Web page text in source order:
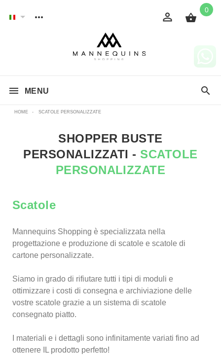
0
MENU
HOME - SCATOLE PERSONALIZZATE
SHOPPER BUSTE
PERSONALIZZATI - SCATOLE
PERSONALIZZATE
Scatole
Mannequins Shopping è specializzata nella
progettazione e produzione di scatole e scatole di
cartone personalizzate.
Siamo in grado di rifiutare tutti i tipi di moduli e
ottimizzare i costi di consegna e archiviazione delle
vostre scatole grazie a un sistema di scatole
consegnato piatto.
I materiali e i dettagli sono infinitamente variati fino ad
ottenere IL prodotto perfetto!